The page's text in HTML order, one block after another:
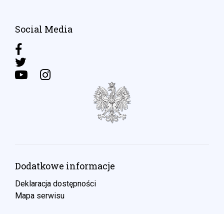
Social Media
Dodatkowe informacje
Deklaracja dostępności
Mapa serwisu